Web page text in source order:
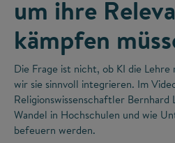
um ihre
kämpfen
Die Frage ist nicht, ob KI die
wir sie sinnvoll integrieren. Im
Religionswissenschaftler Bernhard
Wandel in Hochschulen und wie
befeuern werden.